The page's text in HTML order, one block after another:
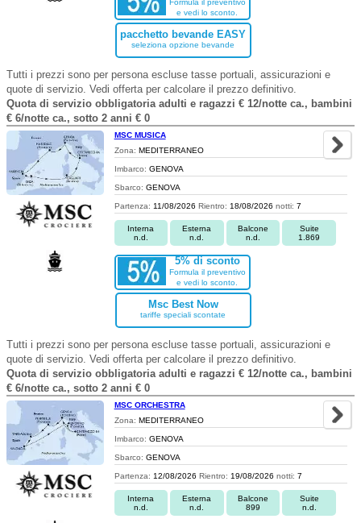
Formula il preventivo
e vedi lo sconto.
pacchetto bevande EASY
seleziona opzione bevande
Tutti i prezzi sono per persona escluse tasse portuali, assicurazioni e
quote di servizio. Vedi offerta per calcolare il prezzo definitivo.
Quota di servizio obbligatoria adulti e ragazzi € 12/notte ca., bambini
€ 6/notte ca., sotto 2 anni € 0
MSC MUSICA
Zona: MEDITERRANEO
Imbarco: GENOVA
Sbarco: GENOVA
Partenza: 11/08/2026 Rientro: 18/08/2026 notti: 7
Interna
n.d.
Esterna
n.d.
Balcone
n.d.
Suite
1.869
5% di sconto
Formula il preventivo
e vedi lo sconto.
Msc Best Now
tariffe speciali scontate
Tutti i prezzi sono per persona escluse tasse portuali, assicurazioni e
quote di servizio. Vedi offerta per calcolare il prezzo definitivo.
Quota di servizio obbligatoria adulti e ragazzi € 12/notte ca., bambini
€ 6/notte ca., sotto 2 anni € 0
MSC ORCHESTRA
Zona: MEDITERRANEO
Imbarco: GENOVA
Sbarco: GENOVA
Partenza: 12/08/2026 Rientro: 19/08/2026 notti: 7
Interna
n.d.
Esterna
n.d.
Balcone
899
Suite
n.d.